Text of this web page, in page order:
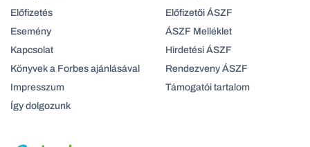
Előfizetés
Esemény
Kapcsolat
Könyvek a Forbes ajánlásával
Impresszum
Így dolgozunk
Előfizetői ÁSZF
ÁSZF Melléklet
Hirdetési ÁSZF
Rendezveny ÁSZF
Támogatói tartalom